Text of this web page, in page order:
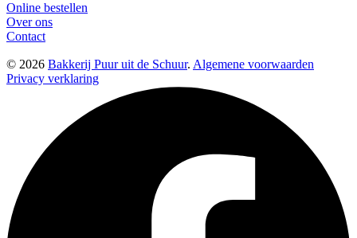
Online bestellen
Over ons
Contact
© 2026 Bakkerij Puur uit de Schuur. Algemene voorwaarden
Privacy verklaring